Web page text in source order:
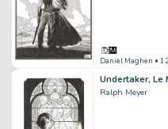
Daniel Maghen •
Undertaker,
Ralph Meyer